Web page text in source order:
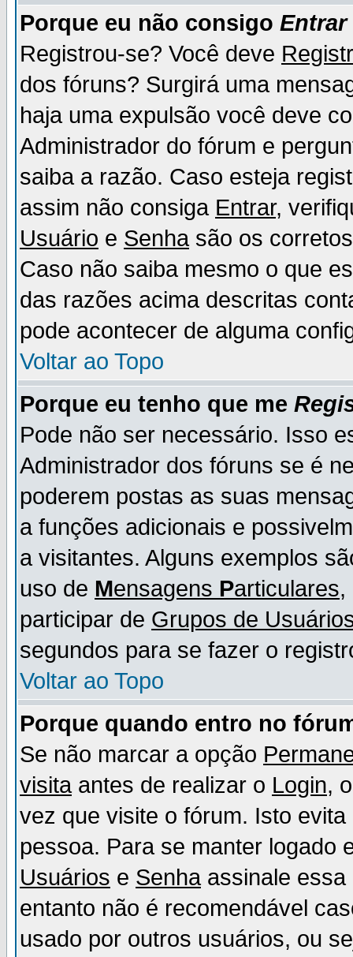
Porque eu não consigo Entrar
Registrou-se? Você deve
dos fóruns? Surgirá uma
haja uma expulsão você deve
Administrador do fórum e
saiba a razão. Caso esteja
assim não consiga Entrar,
Usuário e Senhasão os
Caso não saiba mesmo o que
das razões acima descritas
pode acontecer de alguma
Voltar ao Topo
Porque eu tenho que me
Pode não ser necessário. Isso
Administrador dos fóruns se é
poderem postas as suas
a funções adicionais e
a visitantes. Alguns exemplos
uso de Mensagens Particulares,
participar de Grupos de
segundos para se fazer o
Voltar ao Topo
Porque quando entro no
Se não marcar a opção
visitaantes de realizar o Login,
vez que visite o fórum. Isto
pessoa. Para se manter
Usuários e Senhaassinale essa
entanto não é recomendável
usado por outros usuários, ou